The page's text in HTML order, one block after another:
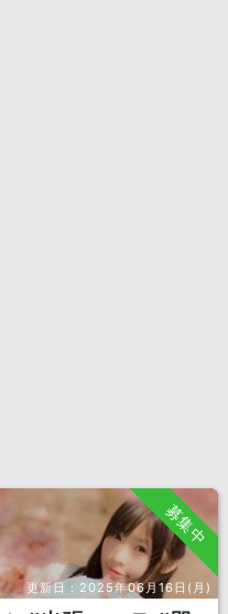
募集中
更新日： 2025年06月16日(月)